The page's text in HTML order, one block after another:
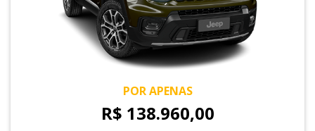
POR APENAS
R$ 138.960,00